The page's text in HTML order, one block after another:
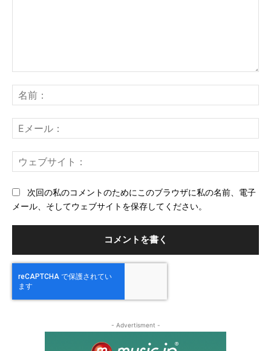
ン
ト：
前
メ
ー
ェ
次回の私のコメントのためにこのブラウザに私の名前、電子
メール、そしてウェブサイトを保存してください。
- Advertisment -